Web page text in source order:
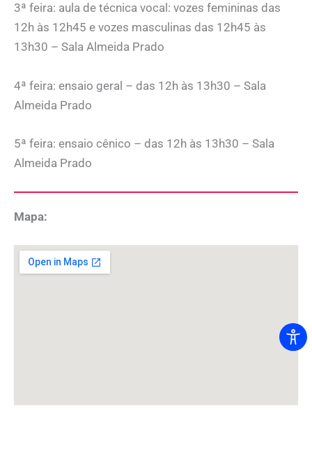
3ª feira: aula de técnica vocal: vozes femininas das
12h às 12h45 e vozes masculinas das 12h45 às
13h30 – Sala Almeida Prado
4ª feira: ensaio geral – das 12h às 13h30 – Sala
Almeida Prado
5ª feira: ensaio cênico – das 12h às 13h30 – Sala
Almeida Prado
Mapa: